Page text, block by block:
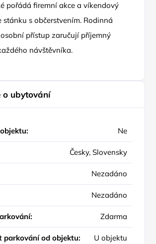
pořádá firemní akce a víkendový
stánku s občerstvením. Rodinná
přístup zaručují příjemný
návštěvníka.
o ubytování
Ne
Česky, Slovensky
Nezadáno
Nezadáno
Zdarma
parkování od objektu: U objektu